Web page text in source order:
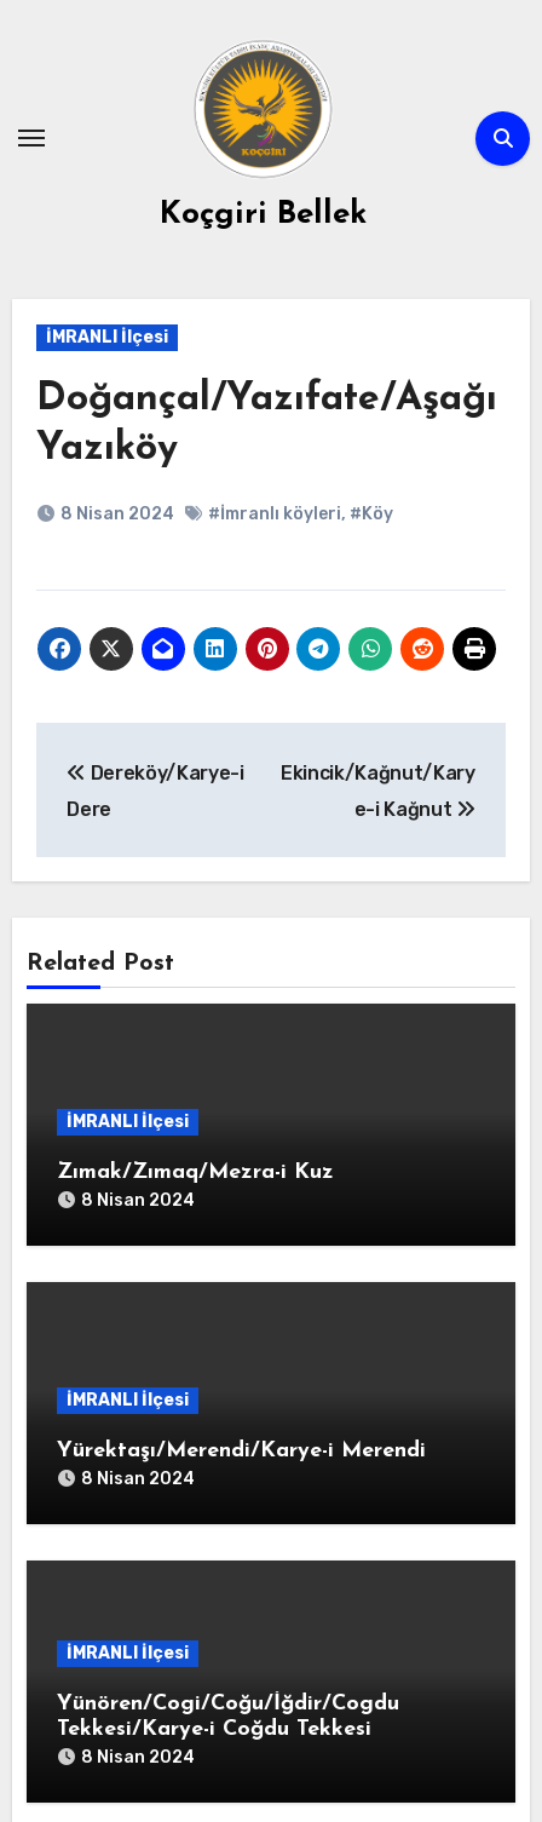
Koçgiri Bellek
İMRANLI İlçesi
Doğançal/Yazıfate/Aşağı
Yazıköy
8 Nisan 2024 #İmranlı köyleri, #Köy
gezinmesi
Dereköy/Karye-i
Dere
Ekincik/Kağnut/Kary
e-i Kağnut
Related Post
İMRANLI İlçesi
Zımak/Zımaq/Mezra-i Kuz
8 Nisan 2024
İMRANLI İlçesi
Yürektaşı/Merendi/Karye-i Merendi
8 Nisan 2024
İMRANLI İlçesi
Yünören/Cogi/Coğu/İğdir/Cogdu
Tekkesi/Karye-i Coğdu Tekkesi
8 Nisan 2024